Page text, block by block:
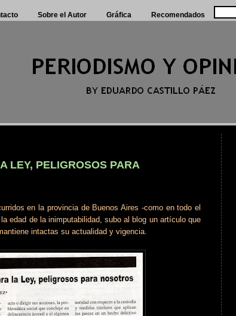
Sobre el Autor Gráfica Recomendados
LEY, PELIGROSOS PARA
en la provincia de Buenos Aires -como en todo el
edad de la inimputabilidad, subo al blog un artículo que
intactas su actualidad y vigencia.